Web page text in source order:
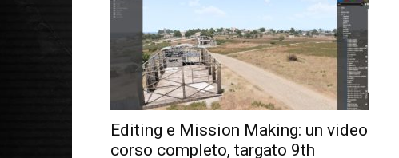
Editing e Mission Making: un video
corso completo, targato 9th